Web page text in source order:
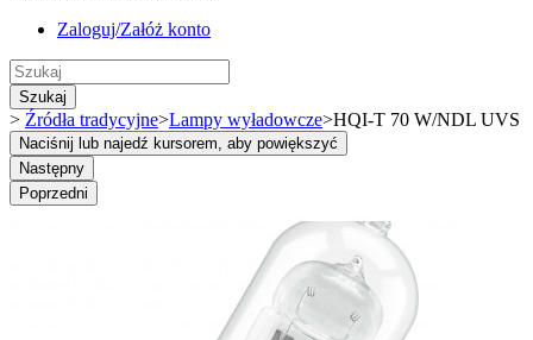
Zaloguj/Załóż konto
Szukaj
> Źródła tradycyjne>Lampy wyładowcze>HQI-T 70 W/NDL UVS
Naciśnij lub najedź kursorem, aby powiększyć
Następny
Poprzedni